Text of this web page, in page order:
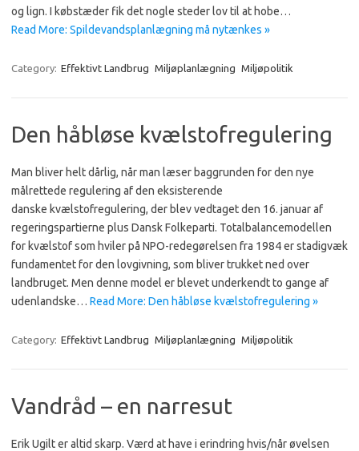
og lign. I købstæder fik det nogle steder lov til at hobe…
Read More: Spildevandsplanlægning må nytænkes »
Category: Effektivt Landbrug Miljøplanlægning Miljøpolitik
Den håbløse kvælstofregulering
Man bliver helt dårlig, når man læser baggrunden for den nye
målrettede regulering af den eksisterende
danske kvælstofregulering, der blev vedtaget den 16. januar af
regeringspartierne plus Dansk Folkeparti. Totalbalancemodellen
for kvælstof som hviler på NPO-redegørelsen fra 1984 er stadigvæk
fundamentet for den lovgivning, som bliver trukket ned over
landbruget. Men denne model er blevet underkendt to gange af
udenlandske… Read More: Den håbløse kvælstofregulering »
Category: Effektivt Landbrug Miljøplanlægning Miljøpolitik
Vandråd – en narresut
Erik Ugilt er altid skarp. Værd at have i erindring hvis/når øvelsen